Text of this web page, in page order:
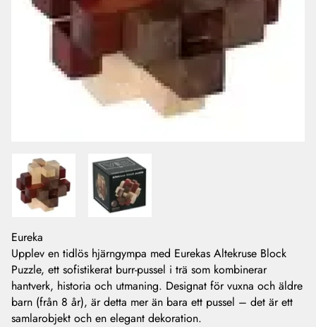
Eureka
Upplev en tidlös hjärngympa med Eurekas Altekruse Block
Puzzle, ett sofistikerat burr-pussel i trä som kombinerar
hantverk, historia och utmaning. Designat för vuxna och äldre
barn (från 8 år), är detta mer än bara ett pussel – det är ett
samlarobjekt och en elegant dekoration.